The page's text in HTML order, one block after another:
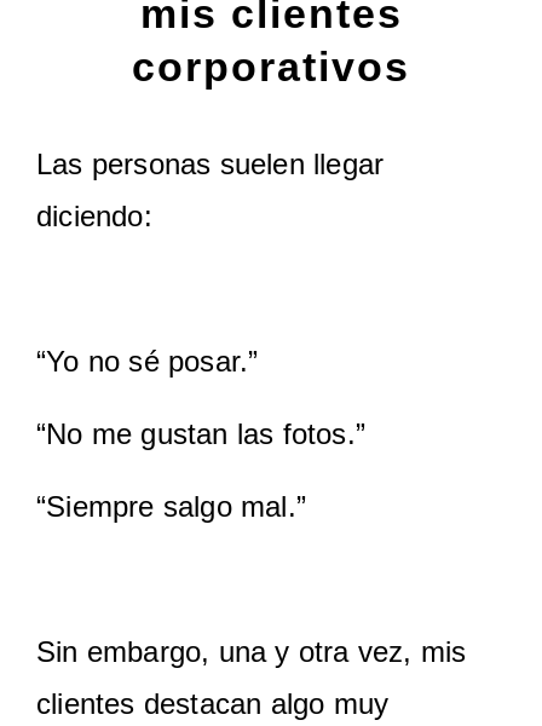
mis clientes
corporativos
Las personas suelen llegar
diciendo:
“Yo no sé posar.”
“No me gustan las fotos.”
“Siempre salgo mal.”
Sin embargo, una y otra vez, mis
clientes destacan algo muy